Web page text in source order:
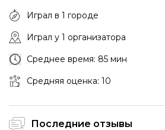
Играл в 1 городе
Играл у 1 организатора
Среднее время: 85 мин
Средняя оценка: 10
Последние отзывы